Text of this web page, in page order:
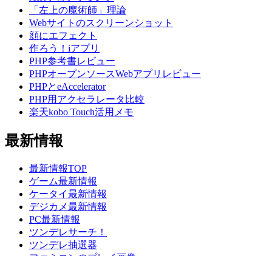
「左上の魔術師」理論
Webサイトのスクリーンショット
顔にエフェクト
作ろう！iアプリ
PHP参考書レビュー
PHPオープンソースWebアプリレビュー
PHPとeAccelerator
PHP用アクセラレータ比較
楽天kobo Touch活用メモ
最新情報
最新情報TOP
ゲーム最新情報
ケータイ最新情報
デジカメ最新情報
PC最新情報
ツンデレサーチ！
ツンデレ抽選器